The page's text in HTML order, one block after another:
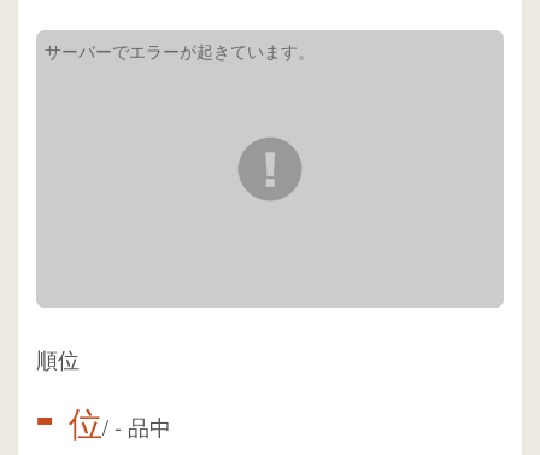
順位
- 位/- 品中